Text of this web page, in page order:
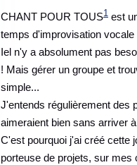
CHANT POUR TOUS1est
temps d'improvisation
Iel n'y a absolument pas
! Mais gérer un groupe et
simple...
J'entends régulièrement des
aimeraient bien sans arriver
C'est pourquoi j'ai créé cette
porteuse de projets, sur